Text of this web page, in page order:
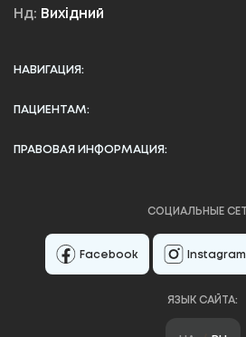
Нд: Вихідний
НАВИГАЦИЯ:
ПАЦИЕНТАМ:
ПРАВОВАЯ ИНФОРМАЦИЯ:
СОЦИАЛЬНЫЕ
Facebook Instagram
ЯЗЫК САЙТА: